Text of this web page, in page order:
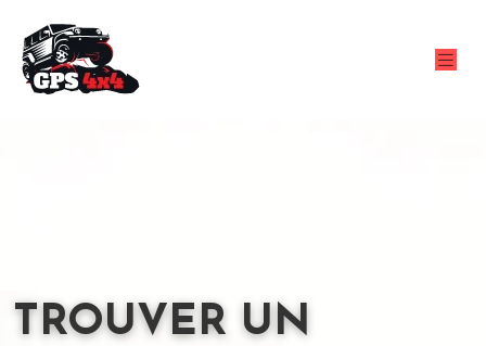
TROUVER UN